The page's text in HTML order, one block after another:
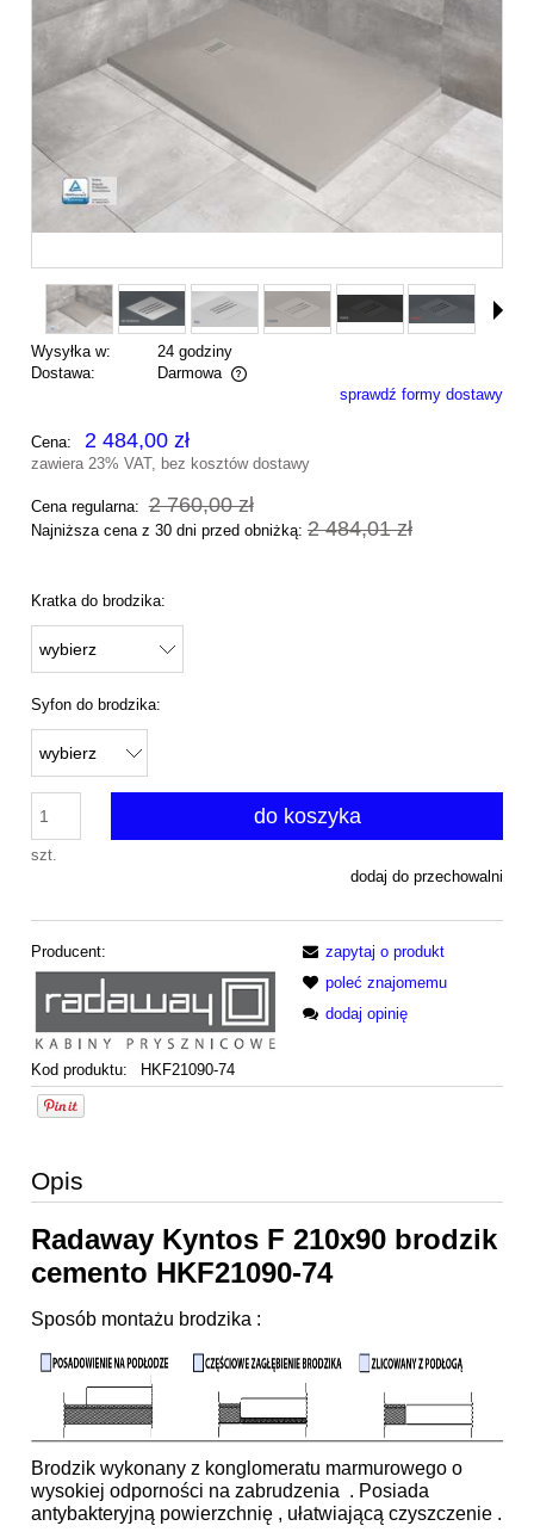
Wysyłka w:
24 godziny
Dostawa:
Darmowa
Cena nie zawiera ewentualnych kosztów płatnościsprawdź formy dostawy
Cena: 2 484,00 zł
zawiera 23% VAT, bez kosztów dostawy
Cena regularna: 2 760,00 zł
Najniższa cena z 30 dni przed obniżką: 2 484,01 zł
Kratka do brodzika:
Syfon do brodzika:
szt.
do koszyka
dodaj do przechowalni
Producent:
Kod produktu: HKF21090-74
zapytaj o produkt
poleć znajomemu
dodaj opinię
Opis
Radaway Kyntos F 210x90 brodzik
cemento HKF21090-74
Sposób montażu brodzika :
Brodzik wykonany z konglomeratu marmurowego o
wysokiej odporności na zabrudzenia . Posiada
antybakteryjną powierzchnię , ułatwiającą czyszczenie .